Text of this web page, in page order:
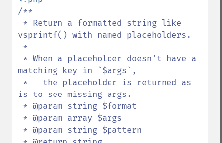
/**
vsprintf() with named placeholders.
matching key in `$args`,
is to see missing args.